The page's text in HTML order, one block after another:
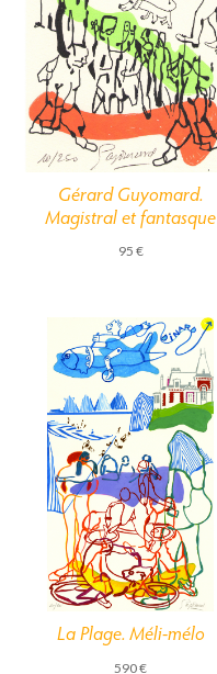
Gérard Guyomard.
Magistral et fantasque
95 €
La Plage. Méli-mélo
590€